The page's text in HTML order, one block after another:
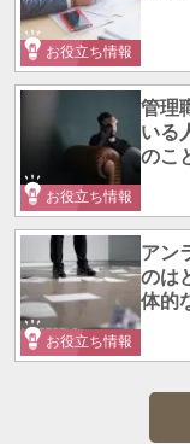
お役立ち情報
お役立ち情報
管理
いる
のこ
お役立ち情報
アン
のは
体的